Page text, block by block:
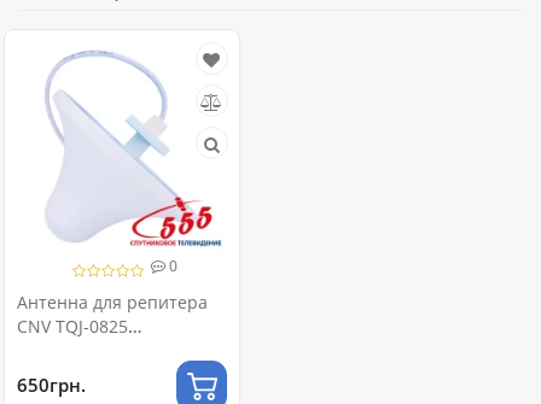
0
Антенна для репитера
CNV TQJ-0825
800-2700 МГц
650грн.